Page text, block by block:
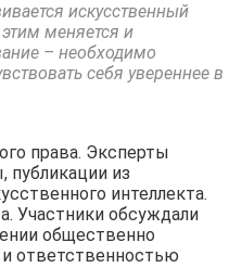
искусственный
меняется и
– необходимо
себя увереннее в
права. Эксперты
публикации из
интеллекта.
Участники обсуждали
общественно
ответственностью